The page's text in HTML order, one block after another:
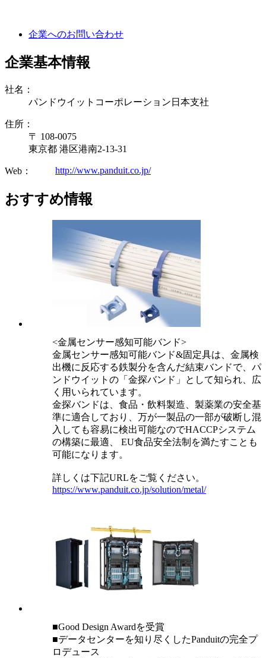
企業へのお問い合わせ
企業基本情報
社名：
パンドウイットコーポレーション日本支社
住所：
〒 108-0075
東京都 港区港南2-13-31
Web： http://www.panduit.co.jp/
おすすめ情報
<金属センサー感知可能バンド>
金属センサー感知可能バンド&固定具は、金属検
出機に反応する鉄製分を含んだ結束バンドで、パ
ンドウイットの「金探バンド」として知られ、広
く用いられています。
金探バンドは、食品・飲料製造、製薬業の安全基
準に適合しており、万が一製品の一部が破断し混
入しても容易に検出可能なのでHACCPシステム
の構築に最適、 EU食品安全法制を満たすことも
可能になります。
詳しくは下記URLをご覧ください。
https://www.panduit.co.jp/solution/metal/
■Good Design Awardを受賞
■データセンターを知り尽くしたPanduitの完全プ
ロデュース